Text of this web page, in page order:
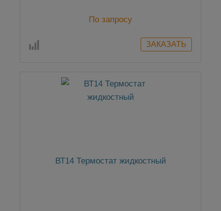
По запросу
ВТ14 Термостат жидкостный